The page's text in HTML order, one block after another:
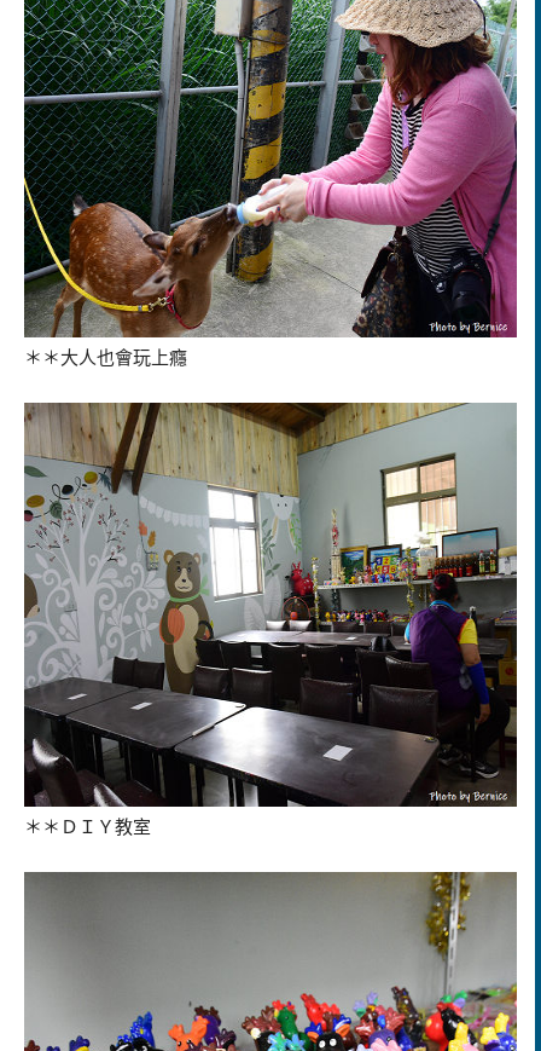
＊＊大人也會玩上癮
＊＊ＤＩＹ教室